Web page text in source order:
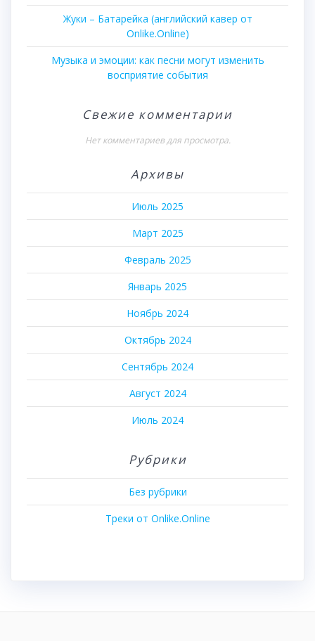
Жуки – Батарейка (английский кавер от
Onlike.Online)
Музыка и эмоции: как песни могут изменить
восприятие события
Свежие комментарии
Нет комментариев для просмотра.
Архивы
Июль 2025
Март 2025
Февраль 2025
Январь 2025
Ноябрь 2024
Октябрь 2024
Сентябрь 2024
Август 2024
Июль 2024
Рубрики
Без рубрики
Треки от Onlike.Online